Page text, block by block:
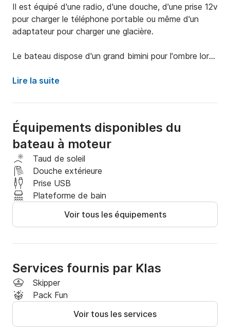
Il est équipé d'une radio, d'une douche, d'une prise 12v
pour charger le téléphone portable ou même d'un
adaptateur pour charger une glacière.
Le bateau dispose d'un grand bimini pour l'ombre lors
Le moteur est un Yamaha 4 temps de 115 ch.
Vous avez également à votre disposition un
wakeboard ou une bouée tractée si besoin.
Lire la suite
Équipements disponibles du
bateau à moteur
Taud de soleil
Douche extérieure
Prise USB
Plateforme de bain
Voir tous les équipements
Services fournis par Klas
Skipper
Pack Fun
Voir tous les services